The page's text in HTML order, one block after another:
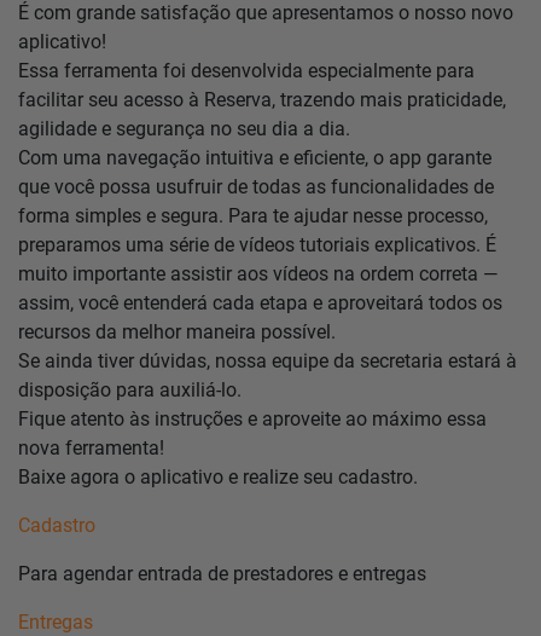
Baixe o App
Área restrita
É com grande satisfação que apresentamos o nosso novo
aplicativo!
Essa ferramenta foi desenvolvida especialmente para
facilitar seu acesso à Reserva, trazendo mais praticidade,
agilidade e segurança no seu dia a dia.
Com uma navegação intuitiva e eficiente, o app garante
que você possa usufruir de todas as funcionalidades de
forma simples e segura. Para te ajudar nesse processo,
preparamos uma série de vídeos tutoriais explicativos. É
muito importante assistir aos vídeos na ordem correta —
assim, você entenderá cada etapa e aproveitará todos os
recursos da melhor maneira possível.
Se ainda tiver dúvidas, nossa equipe da secretaria estará à
disposição para auxiliá-lo.
Fique atento às instruções e aproveite ao máximo essa
nova ferramenta!
Baixe agora o aplicativo e realize seu cadastro.
Cadastro
Para agendar entrada de prestadores e entregas
Entregas